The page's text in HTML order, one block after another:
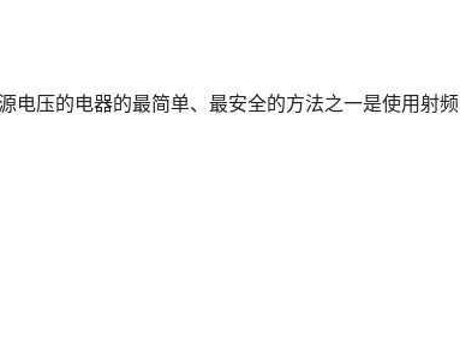
电压的电器的最简单、最安全的方法之一是使用射频